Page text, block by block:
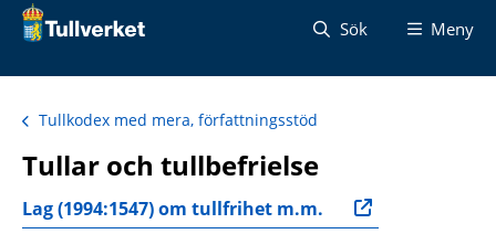
Sök Meny
Tullkodex med mera, författningsstöd
Tullar och tullbefrielse
Lag (1994:1547) om tullfrihet m.m.